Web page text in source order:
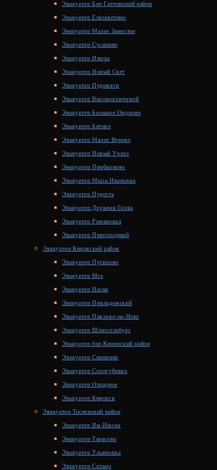
Эвакуатор Бор Гатчинский район
Эвакуатор Елизаветино
Эвакуатор Малое Замостье
Эвакуатор Сусанино
Эвакуатор Ижора
Эвакуатор Новый Свет
Эвакуатор Пудомяги
Эвакуатор Высокоключевой
Эвакуатор Большое Ондрово
Эвакуатор Батово
Эвакуатор Малое Верево
Эвакуатор Новый Учхоз
Эвакуатор Прибытково
Эвакуатор Мыза-Ивановка
Эвакуатор Пудость
Эвакуатор Дружная Горка
Эвакуатор Романовка
Эвакуатор Пригородный
Эвакуатор Кировский район
Эвакуатор Путилово
Эвакуатор Мга
Эвакуатор Назия
Эвакуатор Приладожский
Эвакуатор Павлово-на-Неве
Эвакуатор Шлиссельбург
Эвакуатор бор Кировский район
Эвакуатор Синявино
Эвакуатор Сологубовка
Эвакуатор Отрадное
Эвакуатор Кировск
Эвакуатор Тосненский район
Эвакуатор Ям-Ижора
Эвакуатор Тарасово
Эвакуатор Ульяновка
Эвакуатор Сельцо